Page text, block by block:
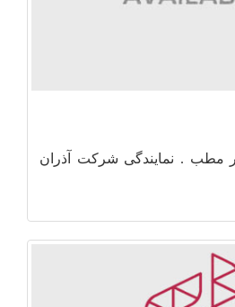
مطب . نمایندگی شرکت آذران